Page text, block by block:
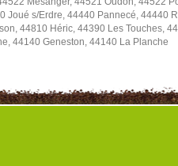
Joué s/Erdre, 44440 Pannecé, 44440
44810 Héric, 44390 Les Touches,
44140 Geneston, 44140 La Planche